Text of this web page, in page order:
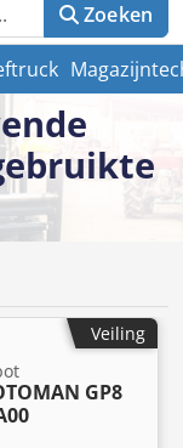
Zoeken
GP8
Veiling